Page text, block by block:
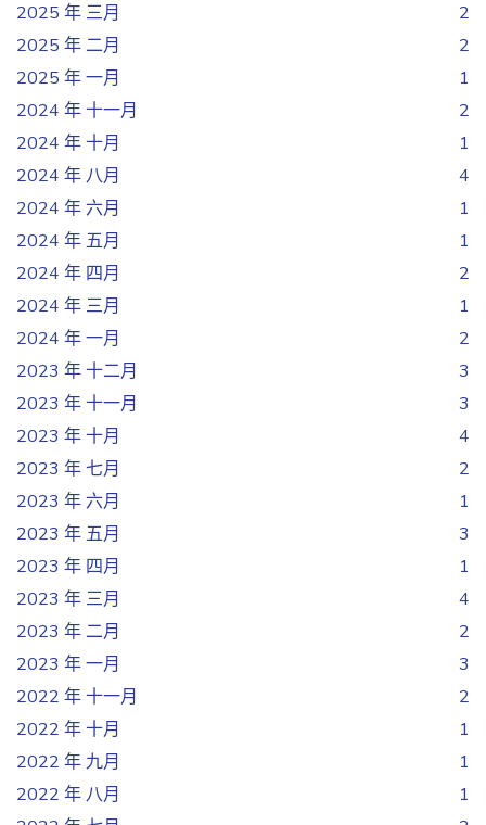
2025 年 三月
2
2025 年 二月
2
2025 年 一月
1
2024 年 十一月
2
2024 年 十月
1
2024 年 八月
4
2024 年 六月
1
2024 年 五月
1
2024 年 四月
2
2024 年 三月
1
2024 年 一月
2
2023 年 十二月
3
2023 年 十一月
3
2023 年 十月
4
2023 年 七月
2
2023 年 六月
1
2023 年 五月
3
2023 年 四月
1
2023 年 三月
4
2023 年 二月
2
2023 年 一月
3
2022 年 十一月
2
2022 年 十月
1
2022 年 九月
1
2022 年 八月
1